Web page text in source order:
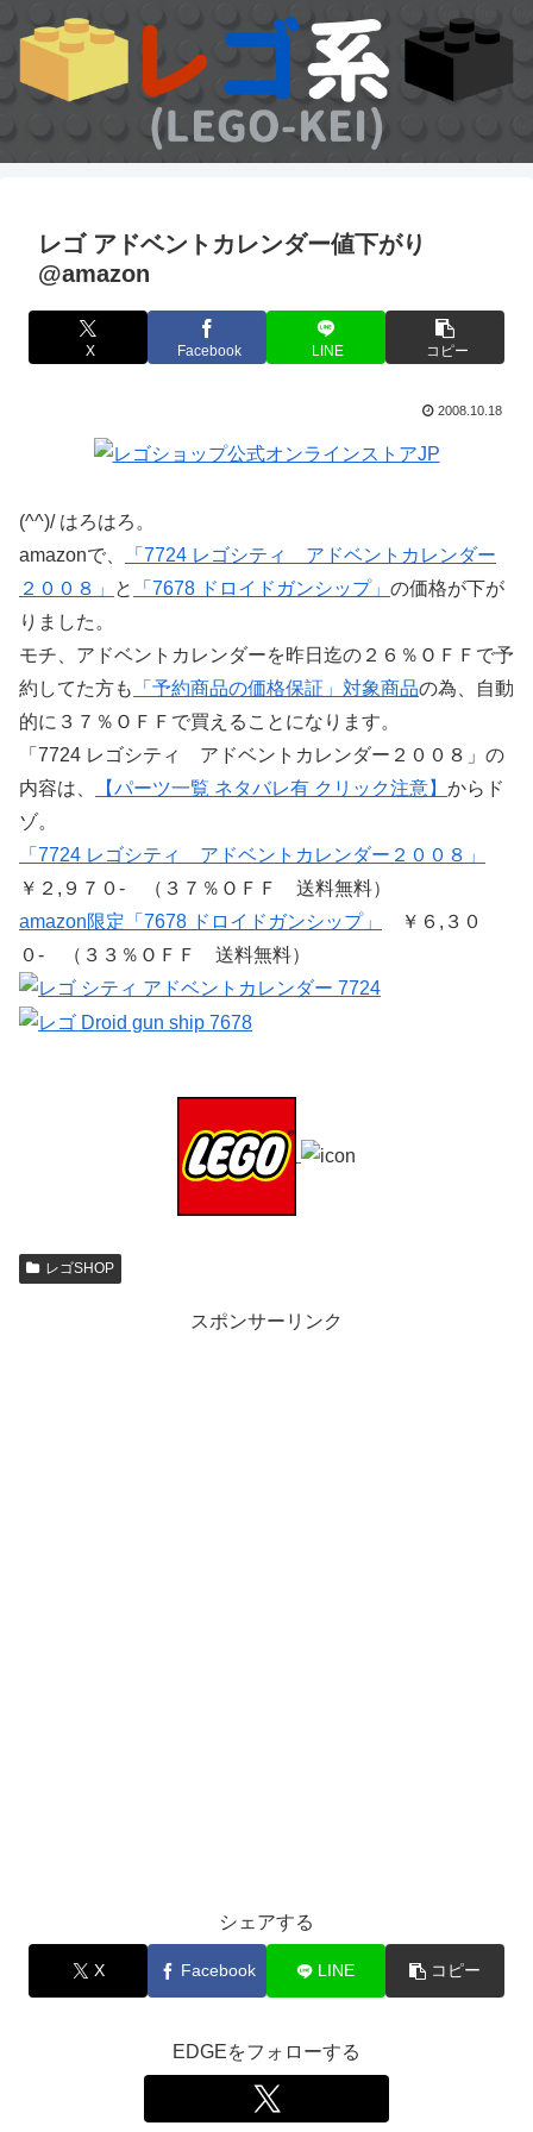
レゴ アドベントカレンダー値下がり
@amazon
X Facebook LINE コピー
2008.10.18
(^^)/ はろはろ。
amazonで、
「7724 レゴシティ アドベントカレンダー
２００８」
と 「7678 ドロイドガンシップ」 の価格が下が
りました。
モチ、アドベントカレンダーを昨日迄の２６％ＯＦＦで予
約してた方も
「予約商品の価格保証」対象商品の為、自動
的に３７％ＯＦＦで買えることになります。
「7724 レゴシティ アドベントカレンダー２００８」の
内容は、
【パーツ一覧 ネタバレ有 クリック注意】 からド
ゾ。
「7724 レゴシティ アドベントカレンダー２００８」
￥２,９７０- （３７％ＯＦＦ 送料無料）
amazon限定「7678 ドロイドガンシップ」
￥６,３０
０- （３３％ＯＦＦ 送料無料）
レゴSHOP
スポンサーリンク
シェアする
X Facebook LINE コピー
EDGEをフォローする